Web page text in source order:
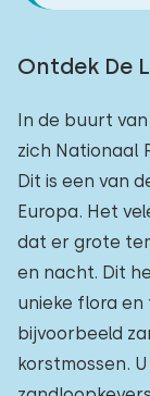
Ontdek De
In de buurt
zich Nationaal
Dit is een van
Europa. Het
dat er grote
en nacht. Dit
unieke flora en
bijvoorbeeld
korstmossen.